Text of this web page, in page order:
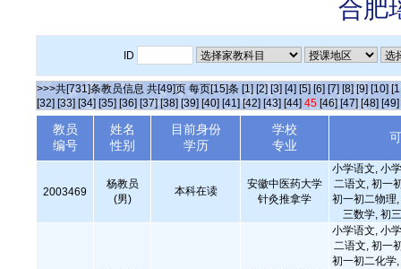
合肥
ID
>>>共[731]条教员信息 共[49]页 每页[15]条 [1] [2] [3] [4] [5] [6] [7] [8] [9] [10]
[32] [33] [34] [35] [36] [37] [38] [39] [40] [41] [42] [43] [44] 45 [46] [47] [48] [49]
教员
编号
姓名
性别
目前身份
学历
学校
专业
2003469
杨教员
(男)
本科在读
安徽中医药大学
针灸推拿学
小学语文, 小
二语文, 初一
初一初二物理
三数学, 初
小学语文, 小
二语文, 初一
初一初二化学